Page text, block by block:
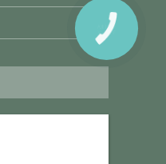
КНОПКА
ЗВ'ЯЗКУ